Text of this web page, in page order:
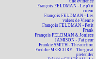
une évidence
François FELDMAN - Le p'tit
cireur
François FELDMAN - Les
valses de Vienne
François FELDMAN - Petit
Frank
François FELDMAN & Joniece
JAMISON - J'ai peur
Frankie SMITH - The auction
Freddie MERCURY - The great
pretender